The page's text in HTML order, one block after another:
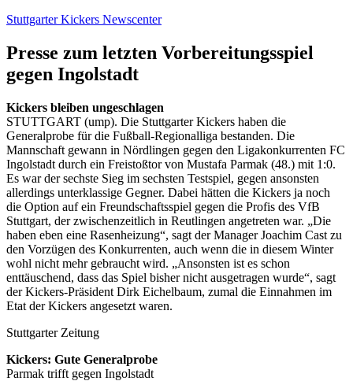
Zum
springen
Stuttgarter Kickers Newscenter
Presse zum letzten Vorbereitungsspiel
gegen Ingolstadt
Kickers bleiben ungeschlagen
STUTTGART (ump). Die Stuttgarter Kickers haben die
Generalprobe für die Fußball-Regionalliga bestanden. Die
Mannschaft gewann in Nördlingen gegen den Ligakonkurrenten FC
Ingolstadt durch ein Freistoßtor von Mustafa Parmak (48.) mit 1:0.
Es war der sechste Sieg im sechsten Testspiel, gegen ansonsten
allerdings unterklassige Gegner. Dabei hätten die Kickers ja noch
die Option auf ein Freundschaftsspiel gegen die Profis des VfB
Stuttgart, der zwischenzeitlich in Reutlingen angetreten war. „Die
haben eben eine Rasenheizung“, sagt der Manager Joachim Cast zu
den Vorzügen des Konkurrenten, auch wenn die in diesem Winter
wohl nicht mehr gebraucht wird. „Ansonsten ist es schon
enttäuschend, dass das Spiel bisher nicht ausgetragen wurde“, sagt
der Kickers-Präsident Dirk Eichelbaum, zumal die Einnahmen im
Etat der Kickers angesetzt waren.
Stuttgarter Zeitung
Kickers: Gute Generalprobe
Parmak trifft gegen Ingolstadt